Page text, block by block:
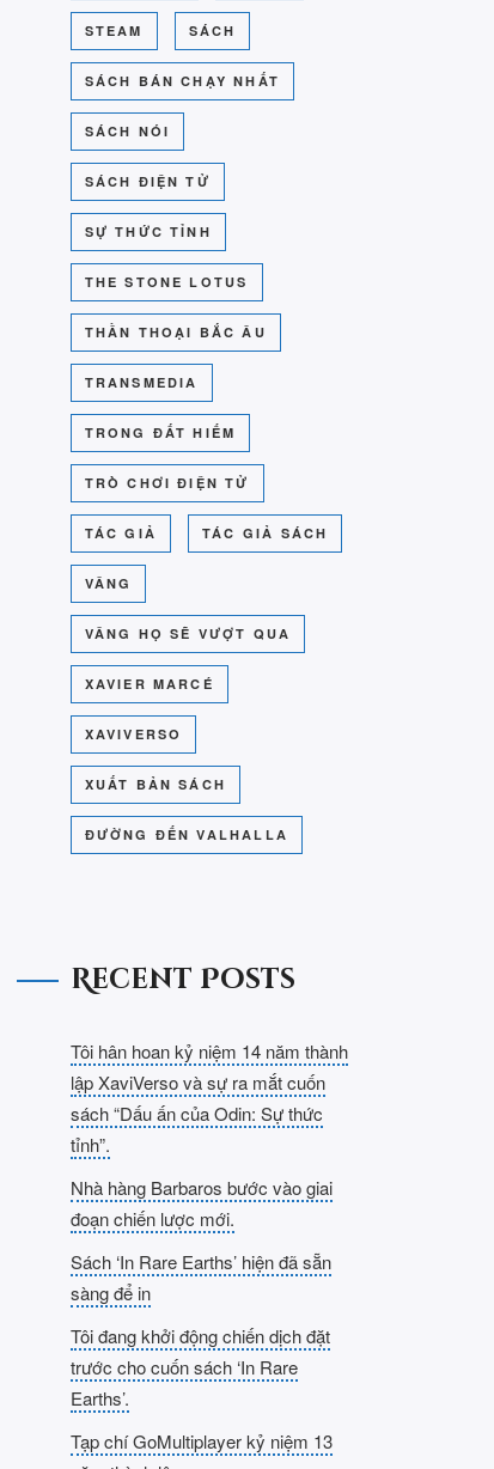
STEAM SÁCH
SÁCH BÁN CHẠY NHẤT
SÁCH NÓI
SÁCH ĐIỆN TỬ
SỰ THỨC TỈNH
THE STONE LOTUS
THẦN THOẠI BẮC ÂU
TRANSMEDIA
TRONG ĐẤT HIẾM
TRÒ CHƠI ĐIỆN TỬ
TÁC GIẢ TÁC GIẢ SÁCH
VÂNG
VÂNG HỌ SẼ VƯỢT QUA
XAVIER MARCÉ
XAVIVERSO
XUẤT BẢN SÁCH
ĐƯỜNG ĐẾN VALHALLA
Recent Posts
Tôi hân hoan kỷ niệm 14 năm thành
lập XaviVerso và sự ra mắt cuốn
sách “Dấu ấn của Odin: Sự thức
tỉnh”.
Nhà hàng Barbaros bước vào giai
đoạn chiến lược mới.
Sách ‘In Rare Earths’ hiện đã sẵn
sàng để in
Tôi đang khởi động chiến dịch đặt
trước cho cuốn sách ‘In Rare
Earths’.
Tạp chí GoMultiplayer kỷ niệm 13